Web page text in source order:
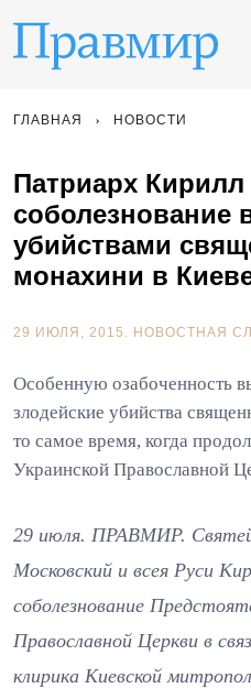
ГЛАВНАЯ НОВОСТИ
Патриарх
соболезнование
убийствами
монахини в
29 ИЮЛЯ, 2015. НОВОСТНАЯ
Особенную озабоченность
злодейские убийства
то самое время, когда
Украинской Православной
29 июля. ПРАВМИР.
Московский и всея Руси
соболезнование
Православной Церкви в
клирика Киевской